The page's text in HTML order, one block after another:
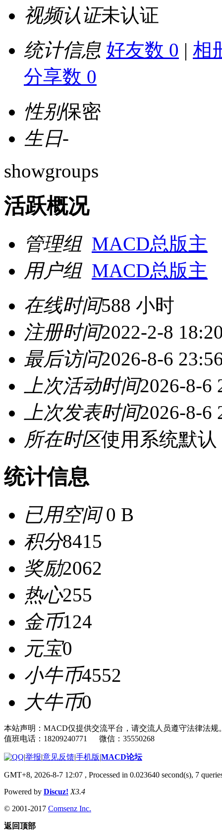
视频认证未认证
统计信息 好友数 0 | 相
分享数 0
性别保密
生日-
showgroups
活跃概况
管理组 MACD总版主
用户组 MACD总版主
在线时间588 小时
注册时间2022-2-8
最后访问2026-8-6
上次活动时间2026-8-6
上次发表时间2026-8-6
所在时区使用系统默认
统计信息
已用空间0 B
积分8415
奖励2062
热心255
金币124
元宝0
小牛币4552
大牛币0
本站声明：MACD仅提供交流平台，请交流人员遵守法律法规
值班电话：18209240771 微信：35550268
|举报|意见反馈|手机版|MACD论坛
GMT+8, 2026-8-7 12:07 , Processed in 0.023640 second(s), 7
Powered by Discuz! X3.4
© 2001-2017 Comsenz Inc.
返回顶部